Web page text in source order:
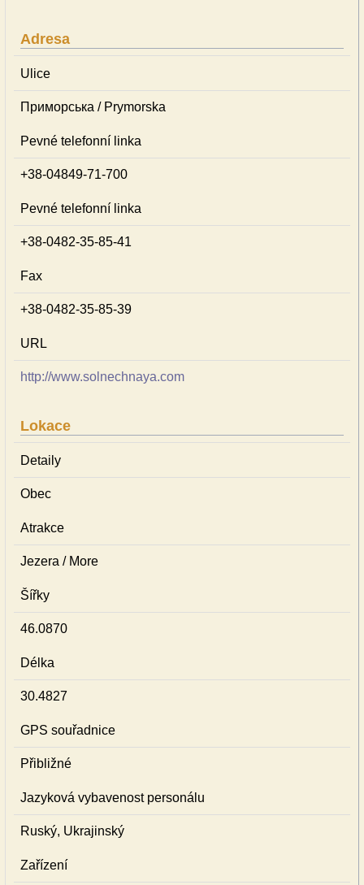
Adresa
Ulice
Приморська / Prymorska
Pevné telefonní linka
+38-04849-71-700
Pevné telefonní linka
+38-0482-35-85-41
Fax
+38-0482-35-85-39
URL
http://www.solnechnaya.com
Lokace
Detaily
Obec
Atrakce
Jezera / More
Šířky
46.0870
Délka
30.4827
GPS souřadnice
Přibližné
Jazyková vybavenost personálu
Ruský, Ukrajinský
Zařízení